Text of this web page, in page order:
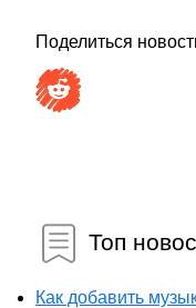
Поделиться
Топ
Как добавить